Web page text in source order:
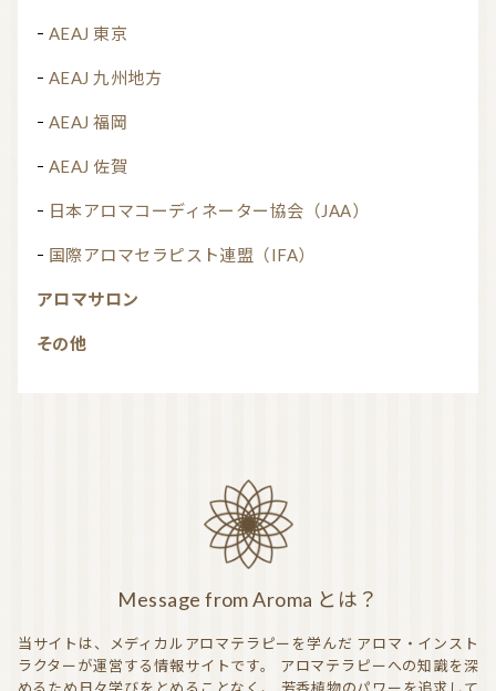
AEAJ 東京
AEAJ 九州地方
AEAJ 福岡
AEAJ 佐賀
日本アロマコーディネーター協会（JAA）
国際アロマセラピスト連盟（IFA）
アロマサロン
その他
Message from Aroma とは？
当サイトは、メディカルアロマテラピーを学んだ アロマ・インスト
ラクターが運営する情報サイトです。
アロマテラピーへの知識を深
めるため日々学びをとめることなく、
芳香植物のパワーを追求して